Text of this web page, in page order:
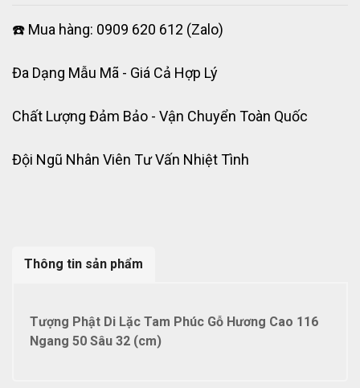
☎️ Mua hàng: 0909 620 612 (Zalo)
Đa Dạng Mẫu Mã - Giá Cả Hợp Lý
Chất Lượng Đảm Bảo - Vận Chuyển Toàn Quốc
Đội Ngũ Nhân Viên Tư Vấn Nhiệt Tình
Thông tin sản phẩm
Tượng Phật Di Lặc Tam Phúc Gỗ Hương Cao 116
Ngang 50 Sâu 32 (cm)